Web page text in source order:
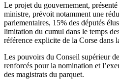
Le projet du gouvernement,
ministre, prévoit notamment une
parlementaires, 15% des députés
limitation du cumul dans le temps
référence explicite de la Corse dans
Les pouvoirs du Conseil supérieur
renforcés pour la nomination et
des magistrats du parquet.